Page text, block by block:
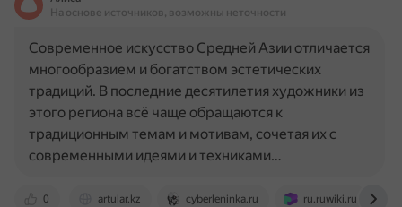
На основе источников, возможны неточности
0 artular.kz cyberleninka.ru ru.ruwiki.ru
Современное искусство Средней Азии отличается
многообразием и богатством эстетических
традиций. В последние десятилетия художники из
этого региона всё чаще обращаются к
традиционным темам и мотивам, сочетая их с
современными идеями и техниками…